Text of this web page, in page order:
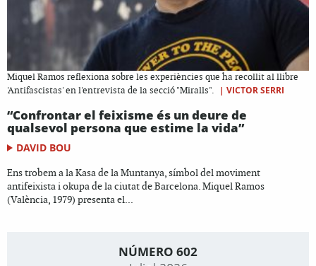
Miquel Ramos reflexiona sobre les experiències que ha recollit al llibre
'Antifascistas' en l'entrevista de la secció "Miralls".
| VICTOR SERRI
“Confrontar el feixisme és un deure de
qualsevol persona que estime la vida”
DAVID BOU
Ens trobem a la Kasa de la Muntanya, símbol del moviment
antifeixista i okupa de la ciutat de Barcelona. Miquel Ramos
(València, 1979) presenta el...
NÚMERO 602